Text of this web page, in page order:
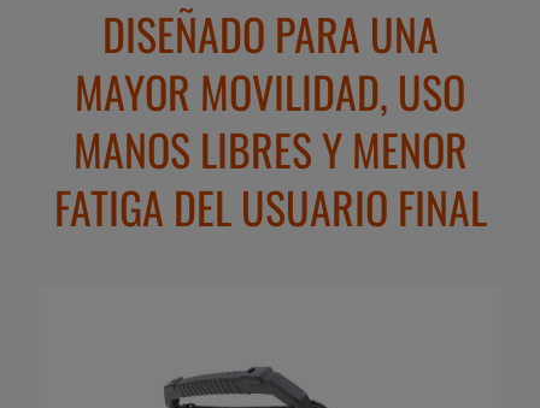
DISEÑADO PARA UNA
MAYOR MOVILIDAD, USO
MANOS LIBRES Y MENOR
FATIGA DEL USUARIO FINAL